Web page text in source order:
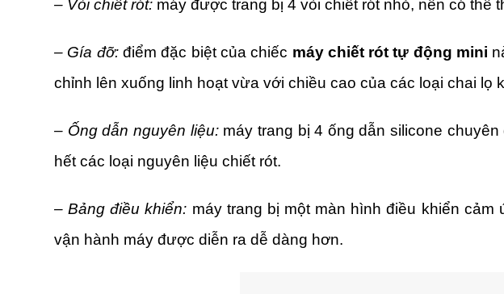
– Vòi chiết rót: máy được trang bị 4 vòi chiết rót nhỏ, nên có
– Gía đỡ: điểm đặc biệt của chiếc máy chiết rót tự động mini
chỉnh lên xuống linh hoạt vừa với chiều cao của các loại chai lọ
– Ống dẫn nguyên liệu:máy trang bị 4 ống dẫn silicone
hết các loại nguyên liệu chiết rót.
– Bảng điều khiển: máy trang bị một màn hình điều khiển
vận hành máy được diễn ra dễ dàng hơn.